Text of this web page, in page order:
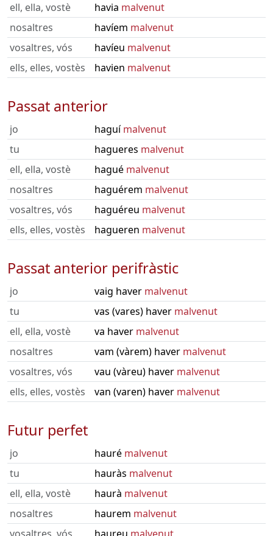
ell, ella, vostè
havia malvenut
nosaltres
havíem malvenut
vosaltres, vós
havíeu malvenut
ells, elles, vostès
havien malvenut
Passat anterior
jo haguímalvenut
tu
hagueres malvenut
ell, ella, vostè
hagué malvenut
nosaltres
haguérem malvenut
vosaltres, vós
haguéreu malvenut
ells, elles, vostès
hagueren malvenut
Passat anterior perifràstic
jo vaig haver malvenut
tu
vas (vares) haver malvenut
ell, ella, vostè
va haver malvenut
nosaltres
vam (vàrem) haver malvenut
vosaltres, vós
vau (vàreu) haver malvenut
ells, elles, vostès
van (varen) haver malvenut
Futur perfet
jo hauré malvenut
tu
hauràs malvenut
ell, ella, vostè
haurà malvenut
nosaltres
haurem malvenut